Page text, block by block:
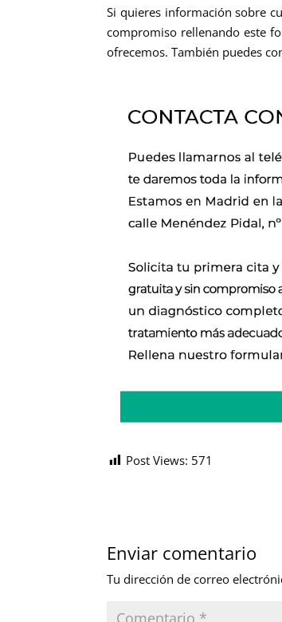
Si quieres información sobre
compromiso rellenando este
ofrecemos. También puedes
Post Views: 571
Enviar comentario
Tu dirección de correo